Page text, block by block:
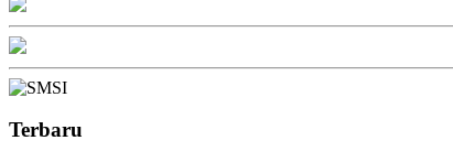
Terbaru